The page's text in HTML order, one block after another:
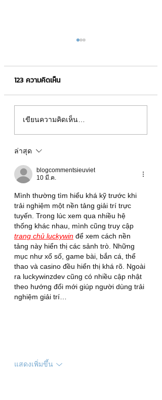
เปิดร้าน Pet Shop ต้อง
เตียมตัวอย่างไรให้ไม่เจ๊ง❗
123 ความคิดเห็น
เขียนความคิดเห็น…
ล่าสุด
blogcommentsieuviet
10 มี.ค.
Mình thường tìm hiểu khá kỹ trước khi
trải nghiệm một nền tảng giải trí trực
tuyến. Trong lúc xem qua nhiều hệ
thống khác nhau, mình cũng truy cập
trang chủ luckywin để xem cách nền
tảng này hiển thị các sảnh trò. Những
mục như xổ số, game bài, bắn cá, thể
thao và casino đều hiển thị khá rõ. Ngoài
ra luckywinzdev cũng có nhiều cập nhật
theo hướng đổi mới giúp người dùng trải
nghiệm giải trí…
แสดงเพิ่มขึ้น